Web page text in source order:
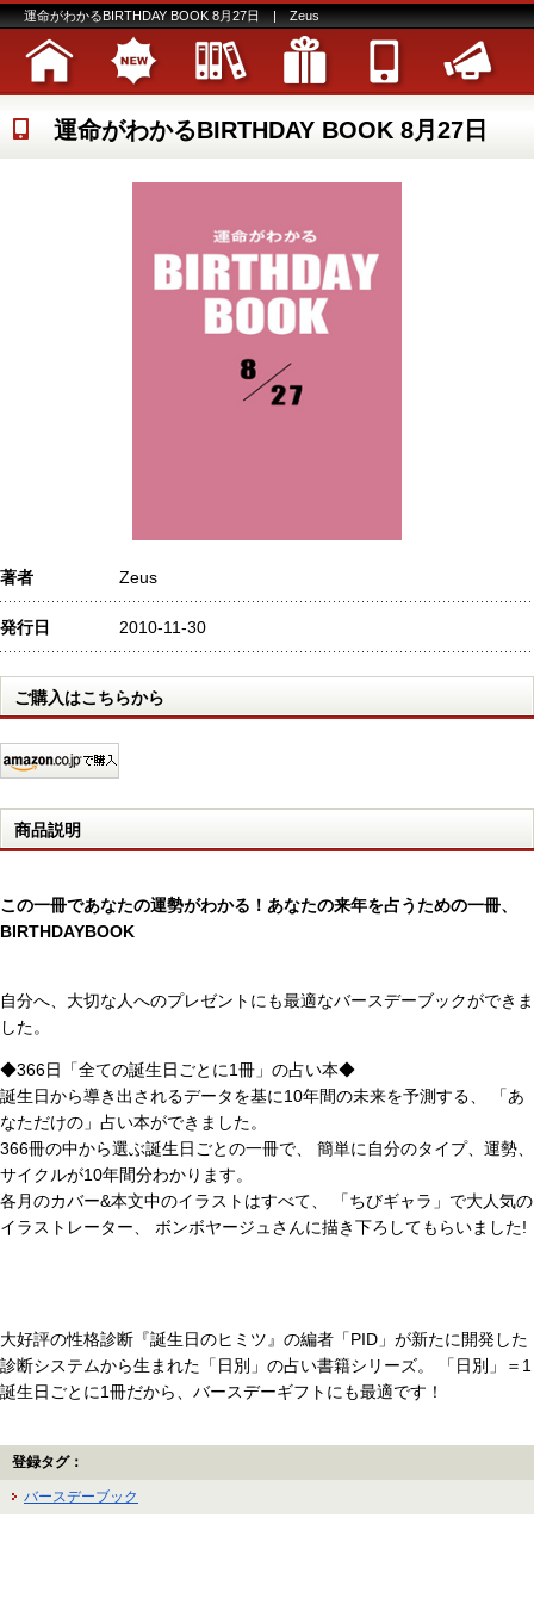
運命がわかるBIRTHDAY BOOK 8月27日 | Zeus
運命がわかるBIRTHDAY BOOK 8月27日
著者 Zeus
発行日 2010-11-30
ご購入はこちらから
商品説明
この一冊であなたの運勢がわかる！あなたの来年を占うための一冊、
BIRTHDAYBOOK
自分へ、大切な人へのプレゼントにも最適なバースデーブックができま
した。
◆366日「全ての誕生日ごとに1冊」の占い本◆
誕生日から導き出されるデータを基に10年間の未来を予測する、 「あ
なただけの」占い本ができました。
366冊の中から選ぶ誕生日ごとの一冊で、 簡単に自分のタイプ、運勢、
サイクルが10年間分わかります。
各月のカバー&本文中のイラストはすべて、 「ちびギャラ」で大人気の
イラストレーター、 ボンボヤージュさんに描き下ろしてもらいました!
大好評の性格診断『誕生日のヒミツ』の編者「PID」が新たに開発した
診断システムから生まれた「日別」の占い書籍シリーズ。 「日別」＝1
誕生日ごとに1冊だから、バースデーギフトにも最適です！
登録タグ：
バースデーブック